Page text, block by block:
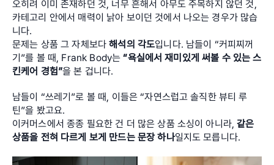
오히려 이미 존재하던 것, 너무 흔해서 아무도 주목하지 않던 것,
카테고리 안에서 매력이 낡아 보이던 것에서 나오는 경우가 많습
니다.
문제는 상품 그 자체보다 해석의 각도입니다. 남들이 “커피찌꺼
기”를 볼 때, Frank Body는 “욕실에서 재미있게 써볼 수 있는 스
킨케어 경험”을 본 겁니다.
남들이 “쓰레기”로 볼 때, 이들은 “자연스럽고 솔직한 뷰티 루
틴”을 봤고요.
이커머스에서 종종 필요한 건 더 많은 상품 소싱이 아니라, 같은
상품을 전혀 다르게 보게 만드는 문장 하나일지도 모릅니다.